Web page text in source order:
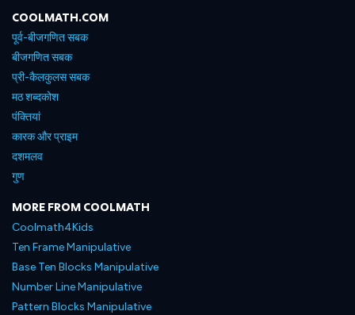
COOLMATH.COM
पूर्व-बीजगणित सबक
बीजगणित सबक
प्री-कैलकुलस सबक
मठ शब्दकोश
पंक्तियां
कारक और प्राइम
दशमलव
गुण
MORE FROM COOLMATH
Coolmath4Kids
Ten Frame Manipulative
Base Ten Blocks Manipulative
Number Line Manipulative
Pattern Blocks Manipulative